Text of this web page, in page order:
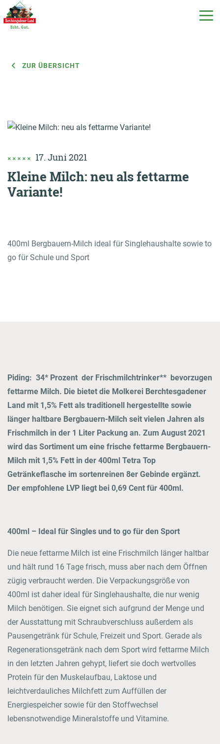
DE EN IT
Unsere Molkerei
Rezepte
Wissenswertes
Kontakt
ZUR ÜBERSICHT
17. Juni 2021
Kleine Milch: neu als fettarme
Variante!
400ml Bergbauern-Milch ideal für Singlehaushalte sowie to
go für Schule und Sport
Piding: 34* Prozent der Frischmilchtrinker** bevorzugen
fettarme Milch. Die bietet die Molkerei Berchtesgadener
Land mit 1,5% Fett als traditionell hergestellte sowie
länger haltbare Bergbauern-Milch seit vielen Jahren als
Frischmilch in der 1 Liter Packung an. Zum August 2021
wird das Sortiment um eine frische fettarme Bergbauern-
Milch mit 1,5% Fett in der 400ml Tetra Top
Getränkeflasche im sortenreinen 8er Gebinde ergänzt.
Der empfohlene LVP liegt bei 0,69 Cent für 400ml.
400ml – Ideal für Singles und to go für den Sport
Die neue fettarme Milch ist eine Frischmilch länger haltbar
und hält rund 16 Tage frisch, muss aber nach dem Öffnen
zügig verbraucht werden. Die Verpackungsgröße von
400ml ist daher ideal für Singlehaushalte, die nur wenig
Milch benötigen. Sie eignet sich aufgrund der Menge und
der Ausstattung mit Schraubverschluss außerdem als
Pausengetränk für Schule, Freizeit und Sport. Gerade als
Regenerationsgetränk nach dem Sport wird fettarme Milch
in den letzten Jahren gehypt, liefert sie doch wertvolles
Protein für den Muskelaufbau, Laktose und
leichtverdauliches Milchfett zum Auffüllen der
Energiespeicher sowie für den Stoffwechsel
lebensnotwendige Mineralstoffe und Vitamine.